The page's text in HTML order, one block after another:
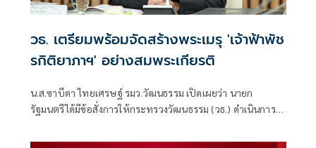
วธ. เตรียมพร้อมจัดสร้างพระเมรุ 'เจ้าฟ้าพัช
รกิติยาภาฯ' อย่างสมพระเกียรติ
น.ส.ซาบีดา ไทยเศรษฐ์ รมว.วัฒนธรรม เปิดเผยว่า นายก
รัฐมนตรีได้มีข้อสั่งการให้กระทรวงวัฒนธรรม (วธ.) ดำเนินการเต
ประวัติและพระกรณียกิจอย่างครบถ้วน พร้อมทั้งขอรับพระ